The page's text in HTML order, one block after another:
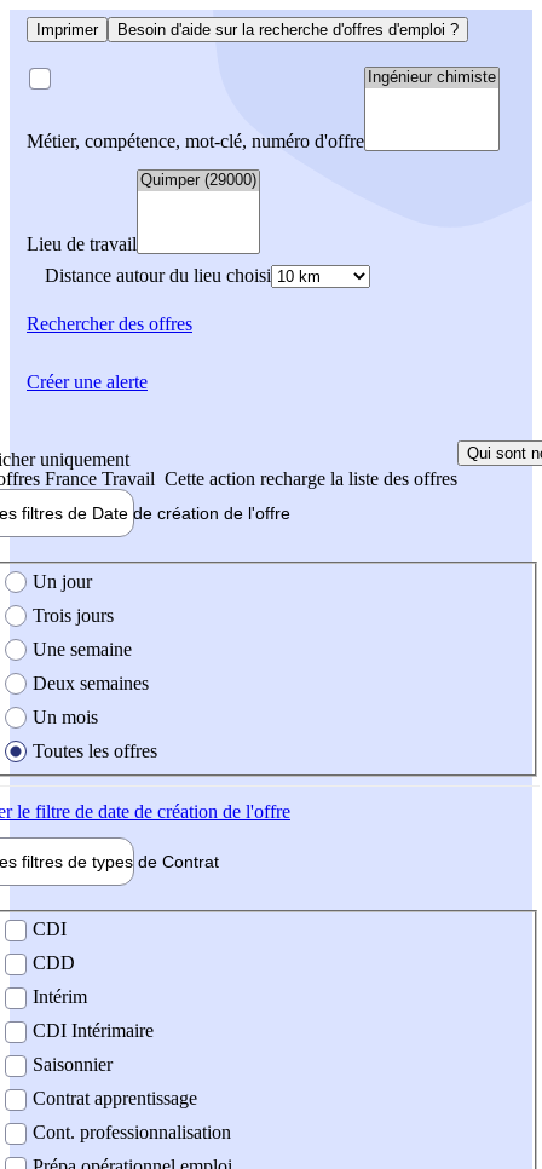
Imprimer Besoin d'aide sur la recherche d'offres d'emploi ?
Métier, compétence, mot-clé, numéro d'offre
Lieu de travail
Distance autour du lieu choisi
Rechercherdes offres
uniquement
France Travail Cette action recharge la liste des offres
Qui sont
filtres de Date de création de l'offre
création de l'offre
Un jour
Trois jours
Une semaine
Deux semaines
Un mois
Toutes les offres
le filtre de date de création de l'offre
filtres de types de Contrat
contrat
CDI
CDD
Intérim
CDI Intérimaire
Saisonnier
Contrat apprentissage
Cont. professionnalisation
Créer une alerte